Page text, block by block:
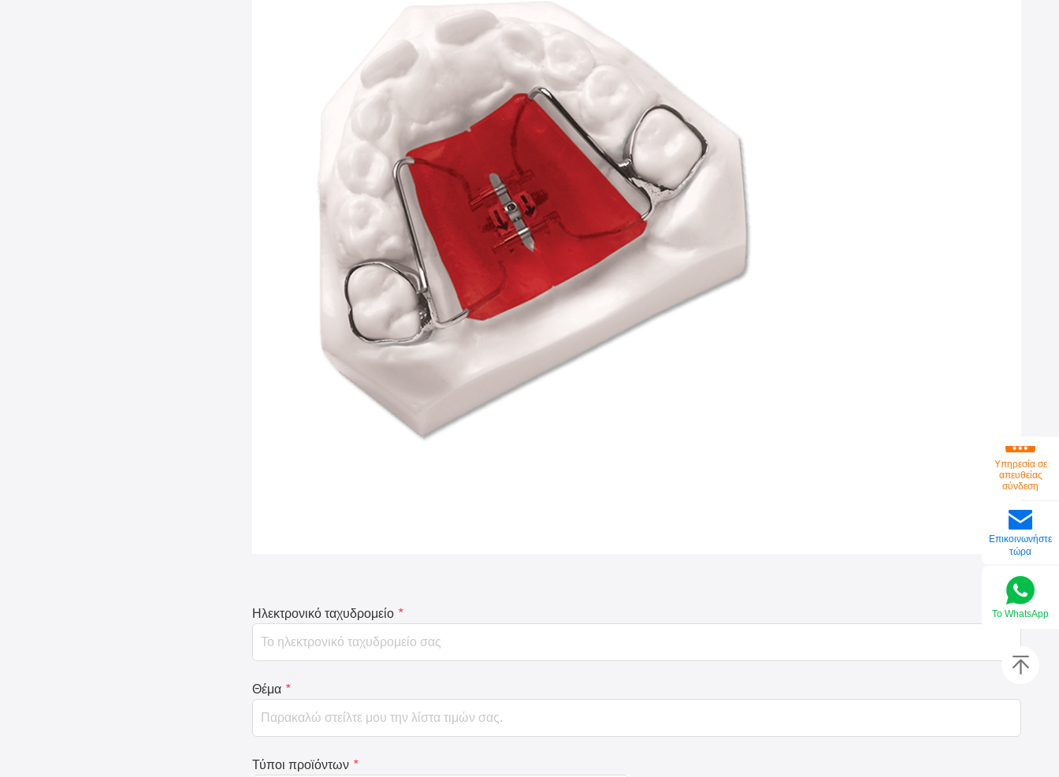
Ηλεκτρονικό ταχυδρομείο *
Θέμα *
Τύποι προϊόντων *
Υπηρεσία σε
απευθείας
σύνδεση
Επικοινωνήστε
τώρα
Το WhatsApp